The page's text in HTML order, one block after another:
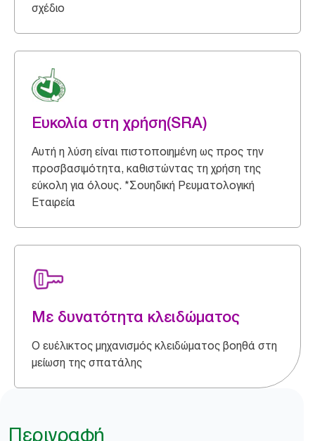
σχέδιο
Ευκολία στη χρήση(SRA)
Αυτή η λύση είναι πιστοποιημένη ως προς την
προσβασιμότητα, καθιστώντας τη χρήση της
εύκολη για όλους. *Σουηδική Ρευματολογική
Εταιρεία
Με δυνατότητα κλειδώματος
Ο ευέλικτος μηχανισμός κλειδώματος βοηθά στη
μείωση της σπατάλης
Περιγραφή